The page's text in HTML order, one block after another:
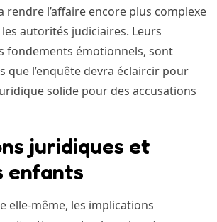
rendre l’affaire encore plus complexe
autorités judiciaires. Leurs
fondements émotionnels, sont
que l’enquête devra éclaircir pour
solide pour des accusations
juridiques et
enfants
elle-même, les implications